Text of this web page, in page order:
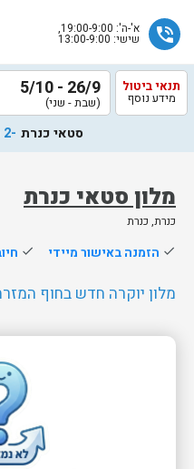
phone_in_talk א'-ה': 19:00-9:00,
שישי: 13:00-9:00
מלון סטאי כנרת
כנרת, כנרת
תנאי ביטול
מידע נוסף 26/9 - 5/10
(שבת - שני)
סטאי כנרת -2 מבוגרים ל 9 לילות
done הזמנה באישור מיידי done
מלון יוקרה חדש בחוף
שלח
הוטלס